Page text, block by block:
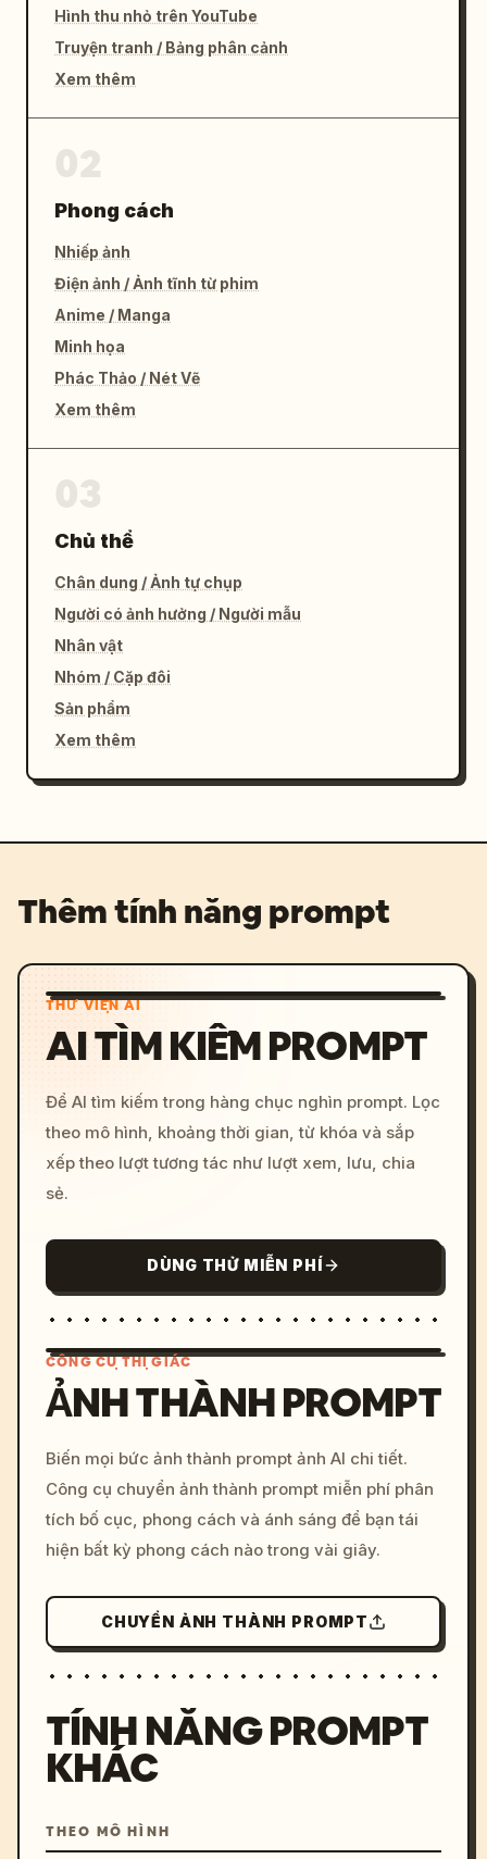
Hình thu nhỏ trên YouTube
Truyện tranh / Bảng phân cảnh
Xem thêm
Phong cách
Nhiếp ảnh
Điện ảnh / Ảnh tĩnh từ phim
Anime / Manga
Minh họa
Phác Thảo / Nét Vẽ
Xem thêm
Chủ thể
Chân dung / Ảnh tự chụp
Người có ảnh hưởng / Người mẫu
Nhân vật
Nhóm / Cặp đôi
Sản phẩm
Xem thêm
Thêm tính năng prompt
THƯ VIỆN AI
AI TÌM KIẾM PROMPT
Để AI tìm kiếm trong hàng chục nghìn prompt. Lọc
theo mô hình, khoảng thời gian, từ khóa và sắp
xếp theo lượt tương tác như lượt xem, lưu, chia
sẻ.
DÙNG THỬ MIỄN PHÍ
c, cyberpunk sunset, neon
colors, 8k --v 6.0
CÔNG CỤ THỊ GIÁC
ẢNH THÀNH PROMPT
Biến mọi bức ảnh thành prompt ảnh AI chi tiết.
Công cụ chuyển ảnh thành prompt miễn phí phân
tích bố cục, phong cách và ánh sáng để bạn tái
hiện bất kỳ phong cách nào trong vài giây.
CHUYỂN ẢNH THÀNH PROMPT
TÍNH NĂNG PROMPT
KHÁC
THEO MÔ HÌNH